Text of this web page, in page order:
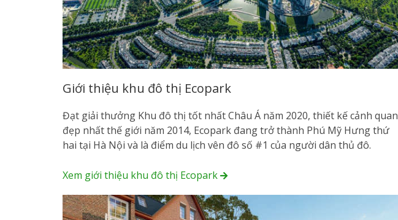
Giới thiệu khu đô thị Ecopark
Đạt giải thưởng Khu đô thị tốt nhất Châu Á năm 2020, thiết kế cảnh quan
đẹp nhất thế giới năm 2014, Ecopark đang trở thành Phú Mỹ Hưng thứ
hai tại Hà Nội và là điểm du lịch vên đô số #1 của người dân thủ đô.
Xem giới thiệu khu đô thị Ecopark